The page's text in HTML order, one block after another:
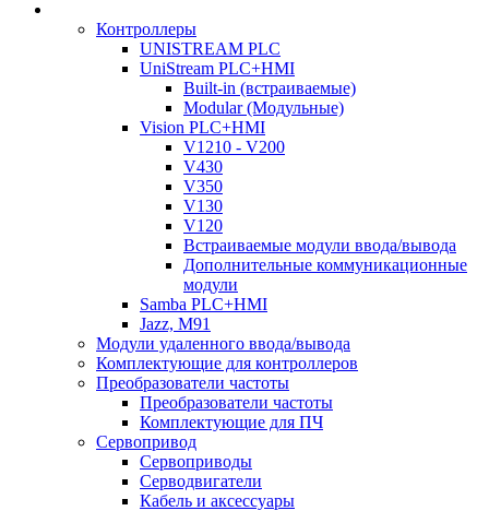
Контроллеры
UNISTREAM PLC
UniStream PLC+HMI
Built-in (встраиваемые)
Modular (Модульные)
Vision PLC+HMI
V1210 - V200
V430
V350
V130
V120
Встраиваемые модули ввода/вывода
Дополнительные коммуникационные
модули
Samba PLC+HMI
Jazz, M91
Модули удаленного ввода/вывода
Комплектующие для контроллеров
Преобразователи частоты
Преобразователи частоты
Комплектующие для ПЧ
Сервопривод
Сервоприводы
Серводвигатели
Кабель и аксессуары